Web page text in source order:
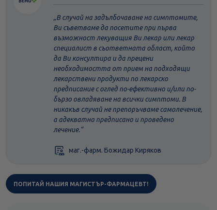
В случай на задълбочаване на симптомите,
Ви съветваме да посетите при първа
възможност лекуващия Ви лекар или лекар
специалист в съответната област, който
да Ви консултира и да прецени
необходимостта от прием на подходящи
лекарствени продукти по лекарско
предписание с оглед по-ефективно и/или по-
бързо овладяване на всички симптоми. В
никакъв случай не препоръчваме самолечение,
а адекватно предписано и проведено
лечение.
маг.-фарм. Божидар Киряков
ПОПИТАЙ НАШИЯ МАГИСТЪР-ФАРМАЦЕВТ!